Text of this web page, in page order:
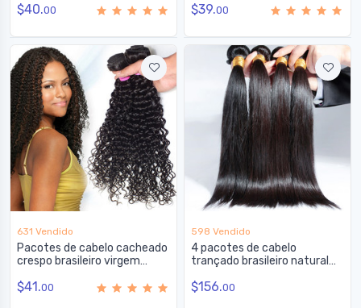
$40.00 $39.00
631 Vendido
Pacotes de cabelo cacheado
crespo brasileiro virgem
$41.00
598 Vendido
4 pacotes de cabelo
trançado brasileiro natural
$156.00